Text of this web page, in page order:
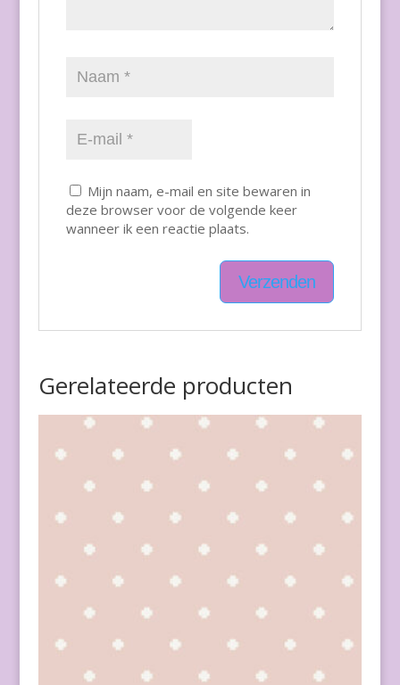
Mijn naam, e-mail en site bewaren in
deze browser voor de volgende keer
wanneer ik een reactie plaats.
Gerelateerde producten